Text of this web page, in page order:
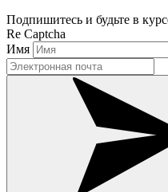
Подпишитесь и будьте в
Re Captcha
Имя